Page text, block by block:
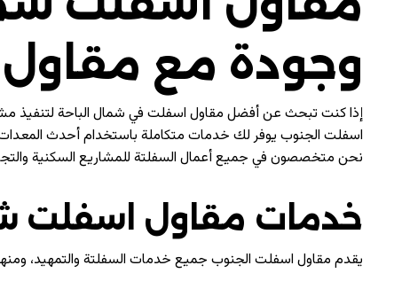
وجودة مع
إذا كنت تبحث عن أفضل مقاول اسفلت في شمال الباحةلتنفيذ
اسفلت الجنوب يوفر لك خدمات متكاملة باستخدام أحدث
نحن متخصصون في جميع أعمال السفلتة للمشاريع السكنية
خدمات مقاول اسفلت
يقدم مقاول اسفلت الجنوب جميع خدمات السفلتة والتمهيد،